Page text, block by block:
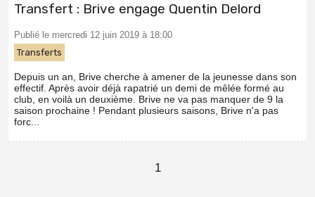
Transfert : Brive engage Quentin Delord
Publié le mercredi 12 juin 2019 à 18:00
Transferts
Depuis un an, Brive cherche à amener de la jeunesse dans son
effectif. Après avoir déjà rapatrié un demi de mêlée formé au
club, en voilà un deuxième. Brive ne va pas manquer de 9 la
saison prochaine ! Pendant plusieurs saisons, Brive n'a pas
forc...
1